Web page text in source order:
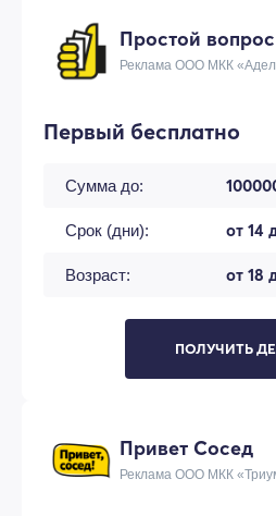
Простой вопрос
Реклама ООО МКК
Первый бесплатно
Сумма до:
Срок (дни): от 14
Возраст: от 18
ПОЛУЧИТЬ
Привет Сосед
Реклама ООО МКК